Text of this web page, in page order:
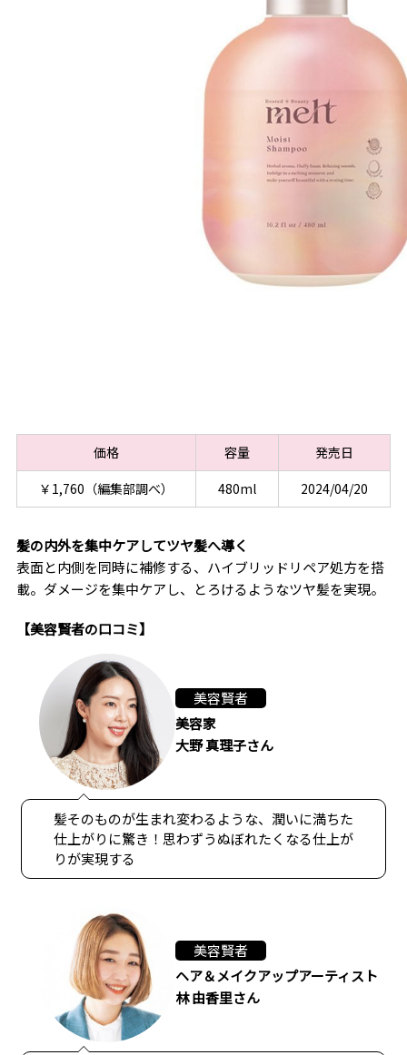
価格 容量
発売日
￥1,760（編集部調べ）
480ml 2024/04/20
髪の内外を集中ケアしてツヤ髪へ導く
表面と内側を同時に補修する、ハイブリッドリペア処方を搭
載。ダメージを集中ケアし、とろけるようなツヤ髪を実現。
【美容賢者の口コミ】
美容賢者
美容家
大野 真理子さん
髪そのものが生まれ変わるような、潤いに満ちた
仕上がりに驚き！思わずうぬぼれたくなる仕上が
りが実現する
美容賢者
ヘア＆メイクアップアーティスト
林 由香里さん